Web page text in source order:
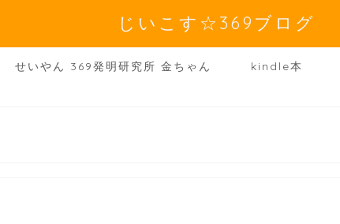
じいこす☆369ブログ
せいやん 369発明研究所 金ちゃん kindle本